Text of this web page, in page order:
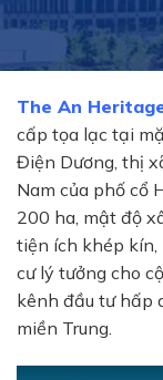
The An
cấp tọa lạc tại
Điện Dương, thị
Nam của phố cổ
200 ha, mật độ
tiện ích khép kín,
cư lý tưởng cho
kênh đầu tư hấp
miền Trung.